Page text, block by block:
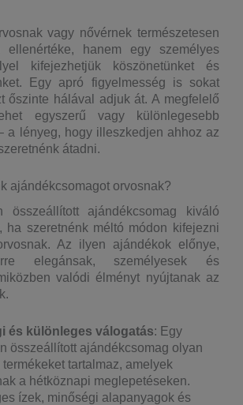
vagy nővérnek természetesen
hanem egy személyes
kifejezhetjük köszönetünket és
Egy apró figyelmesség is sokat
őszinte hálával adjuk át. A megfelelő
egyszerű vagy különlegesebb
a lényeg, hogy illeszkedjen ahhoz az
átadni.
ajándékcsomagot orvosnak?
összeállított ajándékcsomag kiváló
ha szeretnénk méltó módon kifejezni
Az ilyen ajándékok előnye,
elegánsak, személyesek és
valódi élményt nyújtanak az
és különleges válogatás: Egy
összeállított ajándékcsomag olyan
termékeket tartalmaz, amelyek
a hétköznapi meglepetéseken.
ízek, minőségi alapanyagok és